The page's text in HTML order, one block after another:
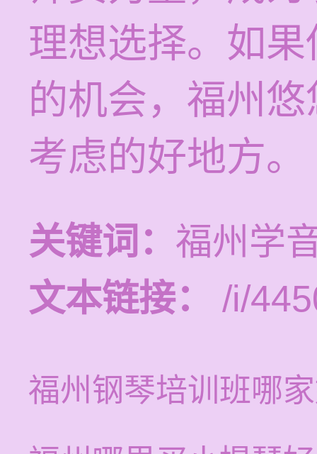
理想选择。如
的机会，福州
考虑的好地方。
关键词： 福州学
文本链接：
/i/
福州钢琴培训班哪